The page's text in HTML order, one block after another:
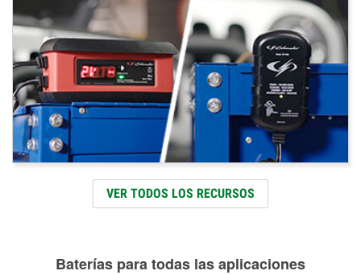
VER TODOS LOS RECURSOS
Baterías para todas las aplicaciones